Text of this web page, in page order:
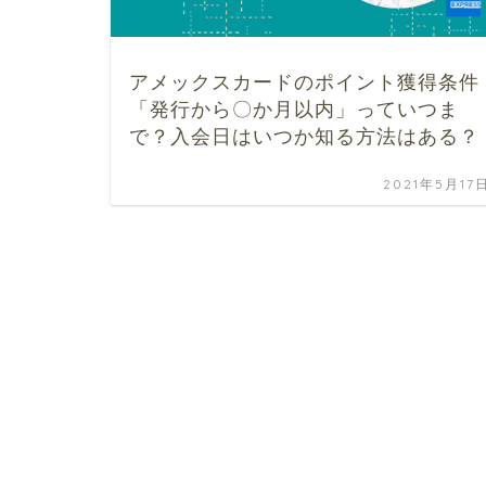
アメックスカードのポイント獲得条件
「発行から〇か月以内」っていつま
で？入会日はいつか知る方法はある？
2021年5月17